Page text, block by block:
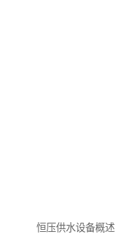
恒压供水设备概述